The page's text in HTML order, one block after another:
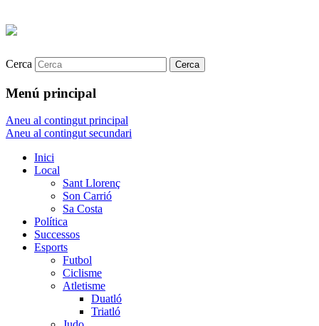
Cerca
Menú principal
Aneu al contingut principal
Aneu al contingut secundari
Inici
Local
Sant Llorenç
Son Carrió
Sa Costa
Política
Successos
Esports
Futbol
Ciclisme
Atletisme
Duatló
Triatló